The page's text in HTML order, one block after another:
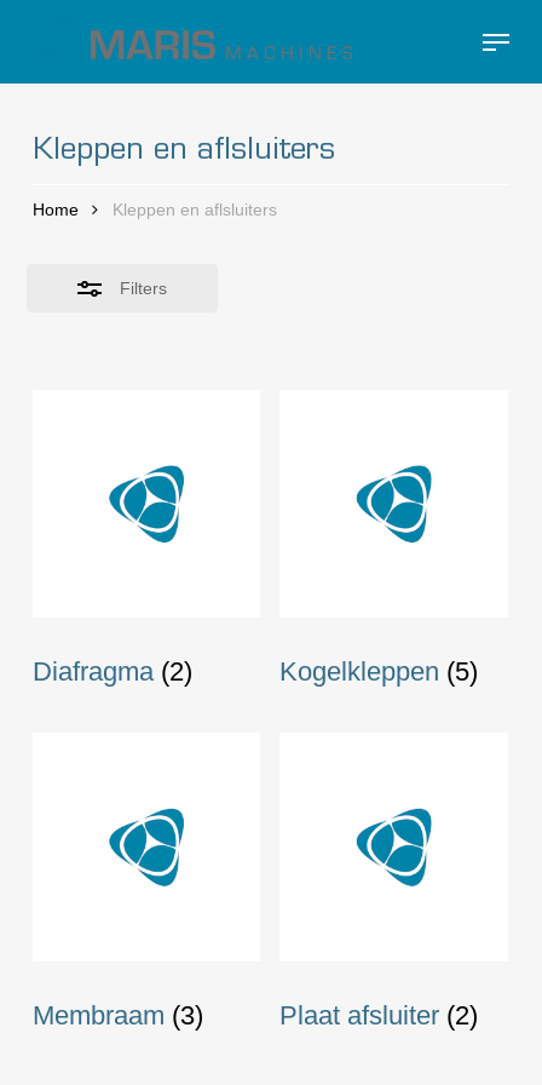
main
Menu
Kleppen en aflsluiters
Home Kleppen en aflsluiters
Filters
Close
Filters
Diafragma (2) Kogelkleppen (5)
Membraam (3) Plaat afsluiter (2)
Close